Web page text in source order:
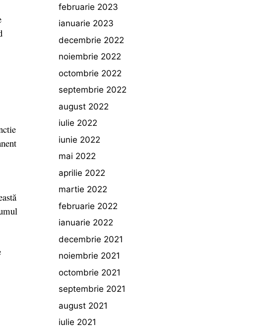
februarie 2023
ianuarie 2023
decembrie 2022
noiembrie 2022
octombrie 2022
septembrie 2022
august 2022
iulie 2022
iunie 2022
mai 2022
aprilie 2022
martie 2022
februarie 2022
ianuarie 2022
decembrie 2021
noiembrie 2021
octombrie 2021
septembrie 2021
august 2021
iulie 2021